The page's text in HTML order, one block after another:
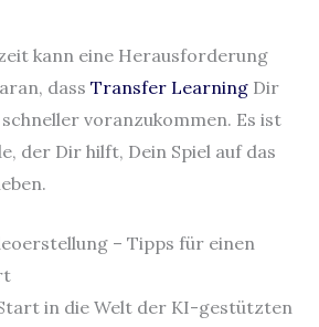
kann eine Herausforderung
dass Transfer Learning Dir
voranzukommen. Es ist
der Dir hilft, Dein Spiel auf das
– Tipps für einen
in die Welt der KI-gestützten